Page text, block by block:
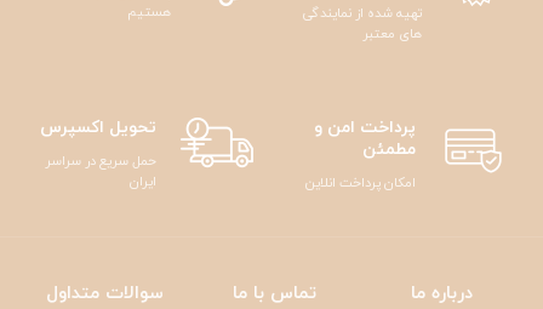
تهیه شده از نمایندگی
های معتبر
هستیم
پرداخت امن و
مطمئن
امکان پرداخت انلاین
تحویل اکسپرس
حمل سریع در سراسر
ایران
درباره ما تماس با ما سوالات متداول